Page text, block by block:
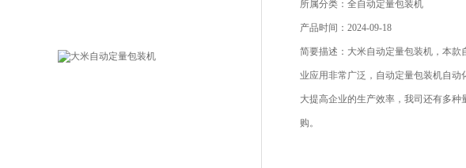
所属分类：全自动定量包装机
产品时间：2024-09-18
简要描述：大米自动定量包装机，本
业应用非常广泛，自动定量包装机自
大提高企业的生产效率，我司还有多
购。